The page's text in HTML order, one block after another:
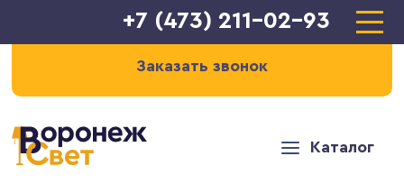
+7 (473) 211-02-93
Заказать звонок
Каталог